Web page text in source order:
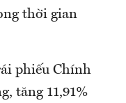
thời gian
phiếu Chính
tăng 11,91%